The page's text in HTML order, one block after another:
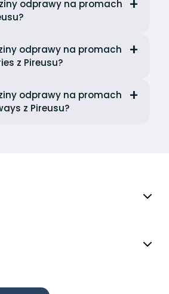
odprawy na promach
odprawy na promach
z Pireusu?
odprawy na promach
z Pireusu?